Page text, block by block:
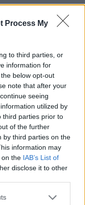
Process My
to third parties, or
information for
below opt-out
note that after your
seeing
utilized by
third parties prior to
of the further
by third parties on the
information may
on the IAB’s List of
disclose it to other
vastaanottimet JIM-
superottelua on
EURO 2016